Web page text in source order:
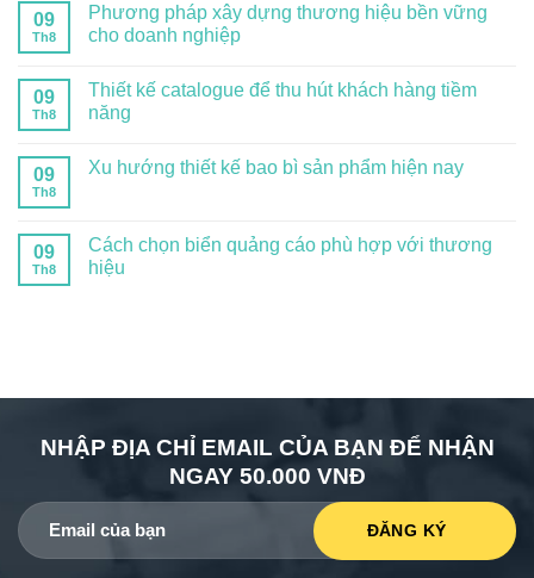
09
Th8
Phương pháp xây dựng thương hiệu bền vững
cho doanh nghiệp
09
Th8
Thiết kế catalogue để thu hút khách hàng tiềm
năng
09
Th8
Xu hướng thiết kế bao bì sản phẩm hiện nay
09
Th8
Cách chọn biển quảng cáo phù hợp với thương
hiệu
NHẬP ĐỊA CHỈ EMAIL CỦA BẠN ĐỂ NHẬN
NGAY 50.000 VNĐ